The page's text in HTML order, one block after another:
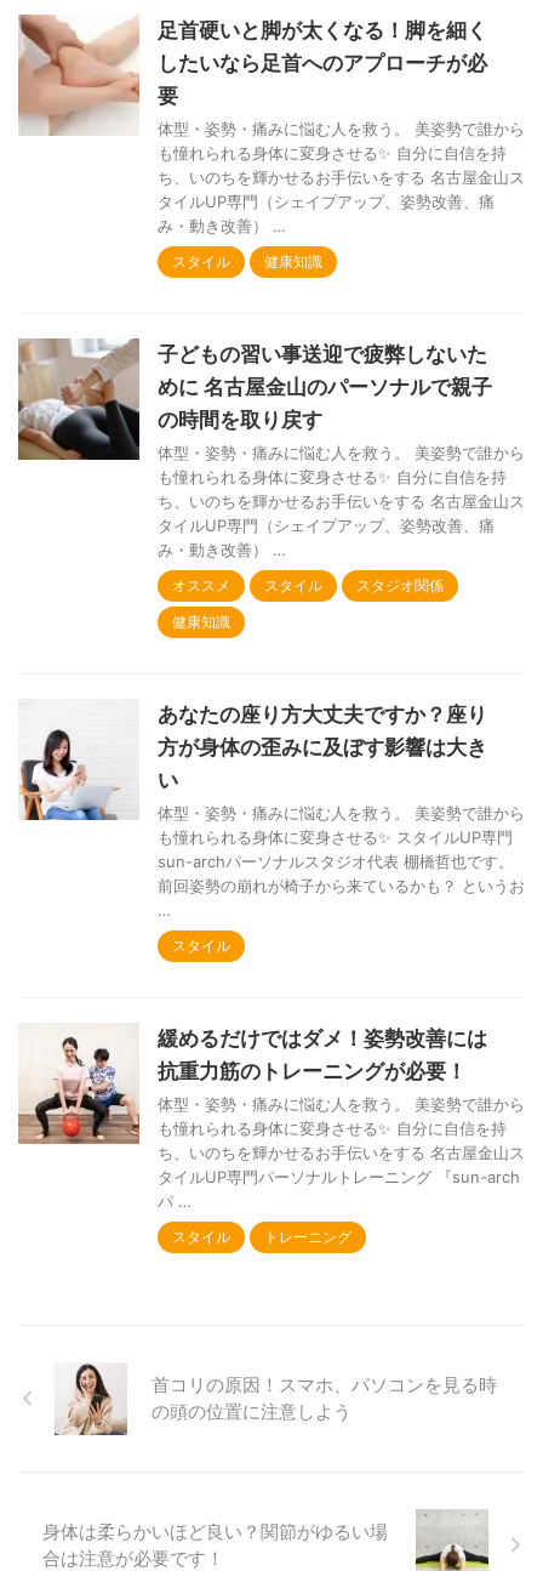
足首硬いと脚が太くなる！脚を細く
したいなら足首へのアプローチが必
要
体型・姿勢・痛みに悩む人を救う。 美姿勢で誰から
も憧れられる身体に変身させる✨ 自分に自信を持
ち、いのちを輝かせるお手伝いをする 名古屋金山ス
タイルUP専門（シェイプアップ、姿勢改善、痛
み・動き改善） …
スタイル 健康知識
子どもの習い事送迎で疲弊しないた
めに 名古屋金山のパーソナルで親子
の時間を取り戻す
体型・姿勢・痛みに悩む人を救う。 美姿勢で誰から
も憧れられる身体に変身させる✨ 自分に自信を持
ち、いのちを輝かせるお手伝いをする 名古屋金山ス
タイルUP専門（シェイプアップ、姿勢改善、痛
み・動き改善） …
オススメ スタイル
スタジオ関係
健康知識
あなたの座り方大丈夫ですか？座り
方が身体の歪みに及ぼす影響は大き
い
体型・姿勢・痛みに悩む人を救う。 美姿勢で誰から
も憧れられる身体に変身させる✨ スタイルUP専門
sun-archパーソナルスタジオ代表 棚橋哲也です。
前回姿勢の崩れが椅子から来ているかも？ というお
…
スタイル
緩めるだけではダメ！姿勢改善には
抗重力筋のトレーニングが必要！
体型・姿勢・痛みに悩む人を救う。 美姿勢で誰から
も憧れられる身体に変身させる✨ 自分に自信を持
ち、いのちを輝かせるお手伝いをする 名古屋金山ス
タイルUP専門パーソナルトレーニング 『sun-arch
パ …
スタイル トレーニング
首コリの原因！スマホ、パソコンを見る時
の頭の位置に注意しよう
身体は柔らかいほど良い？関節がゆるい場
合は注意が必要です！